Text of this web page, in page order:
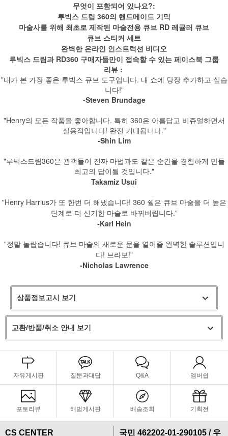
무엇이 포함되어 있나요?:
루빅스 드림 360의 핸드메이드 기믹
마술사를 위해 최초로 제작된 마술전용 큐브 RD 레귤러 큐브
큐브 스티커 세트
완벽한 온라인 인스트럭션 비디오
루빅스 드림과 RD360 구매자들만이 접속할 수 있는 페이스북 그룹
리뷰 :
"내가 본 가장 좋은 루빅스 큐브 도구입니다. 내 쇼에 당장 추가하고 싶습
니다!"
-Steven Brundage
"Henry의 모든 작품을 좋아합니다. 특히 360은 아름답고 비쥬얼하면서
실용적입니다! 완전 기대됩니다."
-Shin Lim
"루빅스드림360은 관객들이 진짜 마법과도 같은 순간을 경험하게 만들
최고의 답이될 것입니다."
Takamiz Usui
"Henry Harrius가 또 한번 더 해냈습니다! 360 쉘은 큐브 마술을 더 높은
단계로 더 신기한 마술로 바꿔버립니다."
-Karl Hein
"정말 놀랍습니다! 큐브 마술의 새로운 문을 열어줄 완벽한 솔루션입니
다! 브라보!"
-Nicholas Lawrence
상품정보고시 보기
교환/반품/취소 안내 보기
자유게시판 질문과대답 Q&A 멤버쉽
포토리뷰 해법게시판 배송조회 기획전
CS CENTER 국민 462202-01-290105 / 우